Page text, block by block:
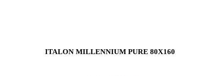
ITALON MILLENNIUM PURE 80X160